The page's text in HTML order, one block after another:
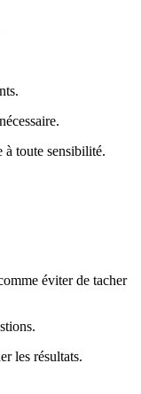
toute sensibilité.
éviter de tacher
les résultats.